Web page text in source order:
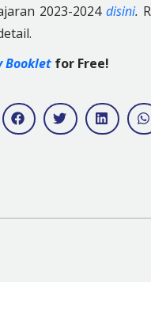
2023-2024 disini.
Bookletfor Free!